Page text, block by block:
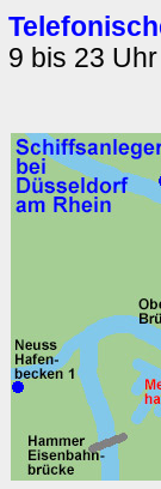
9 bis 23